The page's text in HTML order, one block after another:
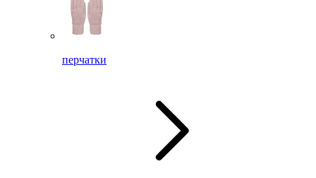
перчатки